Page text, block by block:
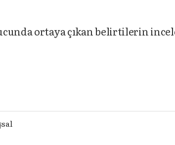
ortaya çıkan belirtilerin